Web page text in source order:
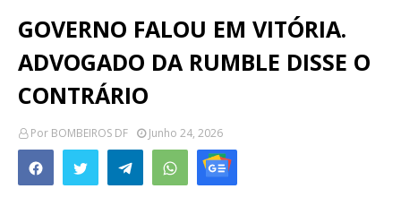
GOVERNO FALOU EM VITÓRIA.
ADVOGADO DA RUMBLE DISSE O
CONTRÁRIO
Por BOMBEIROS DF Junho 24, 2026